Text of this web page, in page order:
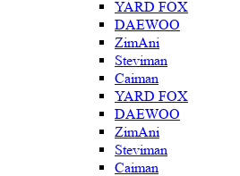
YARD FOX
DAEWOO
ZimAni
Steviman
Caiman
YARD FOX
DAEWOO
ZimAni
Steviman
Caiman